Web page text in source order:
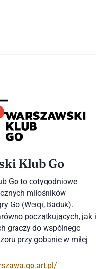
Klub Go
Go to cotygodniowe
miłośników
Go (Wéiqí, Baduk).
początkujących, jak i
graczy do wspólnego
przy gobanie w miłej